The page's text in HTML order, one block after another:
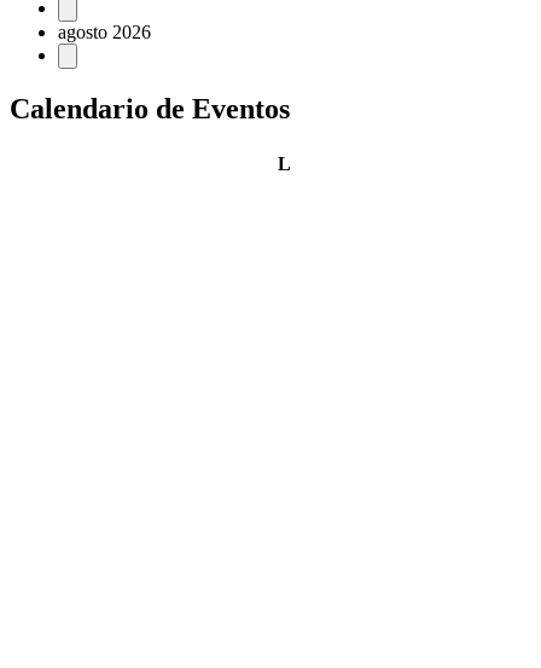
Eventos
agosto 2026
Calendario de Eventos
Llunes